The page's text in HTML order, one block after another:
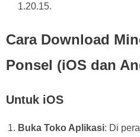
1.20.15.
Cara Download
Ponsel (iOS dan
Untuk iOS
Buka Toko Aplikasi: Di